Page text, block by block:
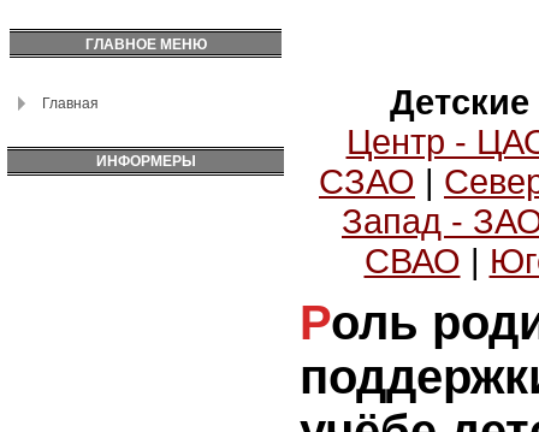
ГЛАВНОЕ МЕНЮ
Главная
ИНФОРМЕРЫ
Центр -
СЗАО |
Запад -
СВАО |
Роль родительской